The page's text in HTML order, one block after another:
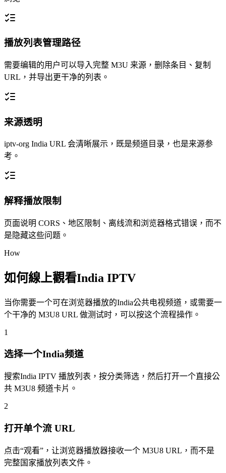
播放列表管理路径
需要编辑的用户可以导入完整 M3U 来源，删除条目、复制
URL，并导出更干净的列表。
来源透明
iptv-org India URL 会清晰展示，既是频道目录，也是来源参
考。
解释播放限制
页面说明 CORS、地区限制、离线流和浏览器格式错误，而不
是隐藏这些问题。
How
如何線上觀看India IPTV
当你需要一个可在浏览器播放的India公共电视频道，或需要一
个干净的 M3U8 URL 做测试时，可以按这个流程操作。
1
选择一个India频道
搜索India IPTV 播放列表，按分类筛选，然后打开一个直接公
共 M3U8 频道卡片。
2
打开单个流 URL
点击“观看”，让浏览器播放器接收一个 M3U8 URL，而不是
完整国家播放列表文件。